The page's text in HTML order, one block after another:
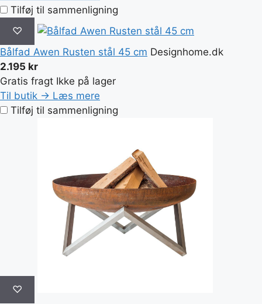
Tilføj til sammenligning
♡
Bålfad Awen Rusten stål 45 cm Designhome.dk
2.195 kr
Gratis fragt Ikke på lager
Til butik → Læs mere
Tilføj til sammenligning
♡